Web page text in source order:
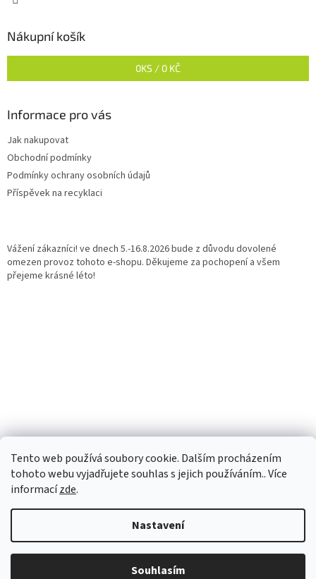
Tento web používá soubory cookie. Dalším procházením
tohoto webu vyjadřujete souhlas s jejich používáním.. Více
informacízde.
Nastavení
Souhlasím
Nákupní košík
0KS / 0 KČ
Informace pro vás
Jak nakupovat
Obchodní podmínky
Podmínky ochrany osobních údajů
Příspěvek na recyklaci
Vážení zákazníci! ve dnech 5.-16.8.2026 bude z důvodu dovolené
omezen provoz tohoto e-shopu. Děkujeme za pochopení a všem
přejeme krásné léto!
Copyright 2026Apertio.cz. Všechna práva vyhrazena.Upravit
nastavení cookies